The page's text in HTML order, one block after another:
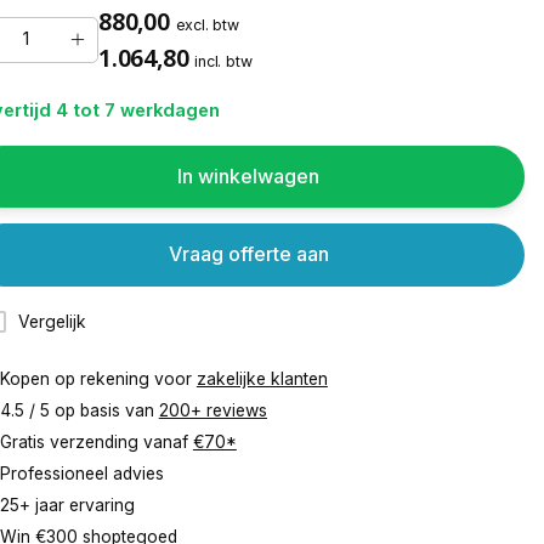
880,00 excl. btw
1.064,80 incl. btw
4 tot 7 werkdagen
In winkelwagen
Vergelijk
Vraag offerte aan
Kopen op rekening voor zakelijke klanten
4.5 / 5 op basis van 200+ reviews
Gratis verzending vanaf €70*
Professioneel advies
25+ jaar ervaring
Win €300 shoptegoed